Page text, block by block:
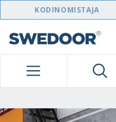
SWEDOOR
KODINOMISTAJA